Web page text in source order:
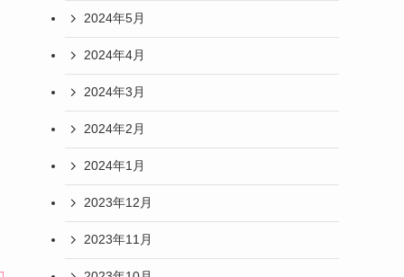
2024年5月
2024年4月
2024年3月
2024年2月
2024年1月
2023年12月
2023年11月